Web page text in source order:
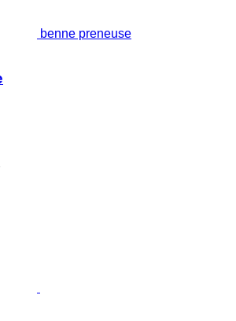
benne preneuse